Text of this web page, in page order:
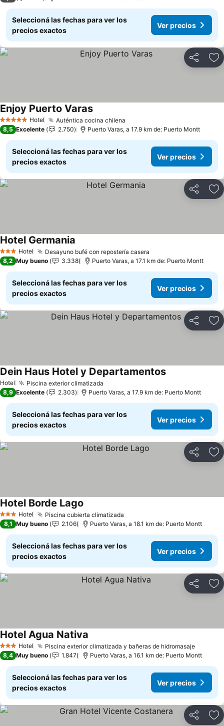
Seleccioná las fechas para ver los
precios exactos
Ver precios
Compartir
5 Estrellas Hotel Auténtica cocina chilena
Enjoy Puerto Varas
8,5 Excelente 2.750 Puerto Varas, a 17.9 km de: Puerto Montt
Seleccioná las fechas para ver los
precios exactos
Ver precios
Compartir
3 Estrellas
Hotel Desayuno bufé con repostería casera
Hotel Germania
8,2 Muy bueno 3.338 Puerto Varas, a 17.1 km de: Puerto Montt
Seleccioná las fechas para ver los
precios exactos
Ver precios
Compartir
Hotel Piscina exterior climatizada
Dein Haus Hotel y Departamentos
8,9 Excelente 2.303 Puerto Varas, a 17.9 km de: Puerto Montt
Seleccioná las fechas para ver los
precios exactos
Ver precios
Compartir
3 Estrellas
Hotel Piscina cubierta climatizada
Hotel Borde Lago
8,1 Muy bueno 2.106 Puerto Varas, a 18.1 km de: Puerto Montt
Seleccioná las fechas para ver los
precios exactos
Ver precios
Compartir
3 Estrellas
Hotel Piscina exterior climatizada y bañeras de hidromasaje
Hotel Agua Nativa
8,4 Muy bueno 1.847 Puerto Varas, a 16.1 km de: Puerto Montt
Seleccioná las fechas para ver los
precios exactos
Ver precios
Compartir